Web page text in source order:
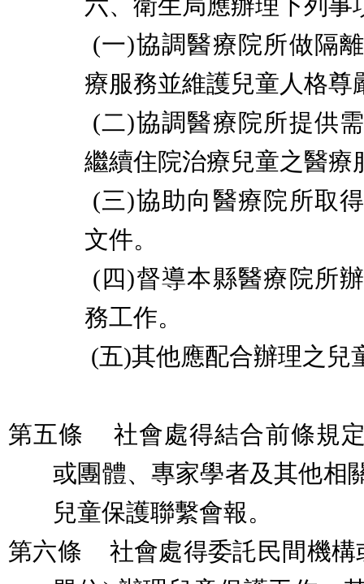
(一)協調醫療院所做隔
療服務並維護兒童人格尊
(二)協調醫療院所提供
繼續住院治療兒童之醫療
(三)協助向醫療院所取
文件。
(四)督導本縣醫療院所
務工作。
(五)其他應配合辦理之兒
第五條
社會處得結合前條規
或團體、專家學者及其他相
兒童保護聯繫會報。
第六條
社會處得委託民間機構